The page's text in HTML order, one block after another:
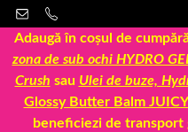
Adaugă în coșul de
zona de sub ochi HYDRO
Crush sau Ulei de buze,
Glossy Butter Balm
beneficiezi de transport